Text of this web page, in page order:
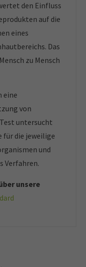
den Einfluss
auf die
eines
Das
zu Mensch
eine
von
untersucht
für die jeweilige
und
Verfahren.
unsere